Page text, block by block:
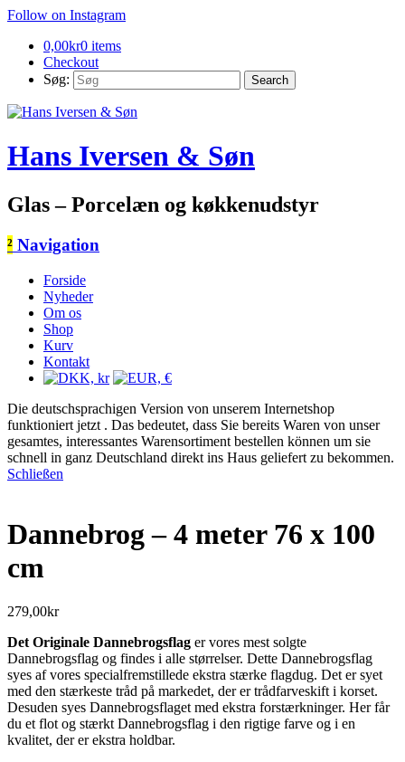
Follow on Instagram
0,00kr0 items
Checkout
Søg:
Hans Iversen & Søn
Glas – Porcelæn og køkkenudstyr
² Navigation
Forside
Nyheder
Om os
Shop
Kurv
Kontakt
Die deutschsprachigen Version von unserem Internetshop
funktioniert jetzt . Das bedeutet, dass Sie bereits Waren von unser
gesamtes, interessantes Warensortiment bestellen können um sie
schnell in ganz Deutschland direkt ins Haus geliefert zu bekommen.
Schließen
Dannebrog – 4 meter 76 x 100
cm
279,00kr
Det Originale Dannebrogsflag er vores mest solgte
Dannebrogsflag og findes i alle størrelser. Dette Dannebrogsflag
syes af vores specialfremstillede ekstra stærke flagdug. Det er syet
med den stærkeste tråd på markedet, der er trådfarveskift i korset.
Desuden syes Dannebrogsflaget med ekstra forstærkninger. Her får
du et flot og stærkt Dannebrogsflag i den rigtige farve og i en
kvalitet, der er ekstra holdbar.